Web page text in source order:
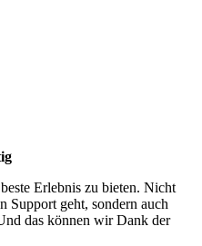
Erlebnis zu bieten. Nicht
Support geht, sondern auch
das können wir Dank der